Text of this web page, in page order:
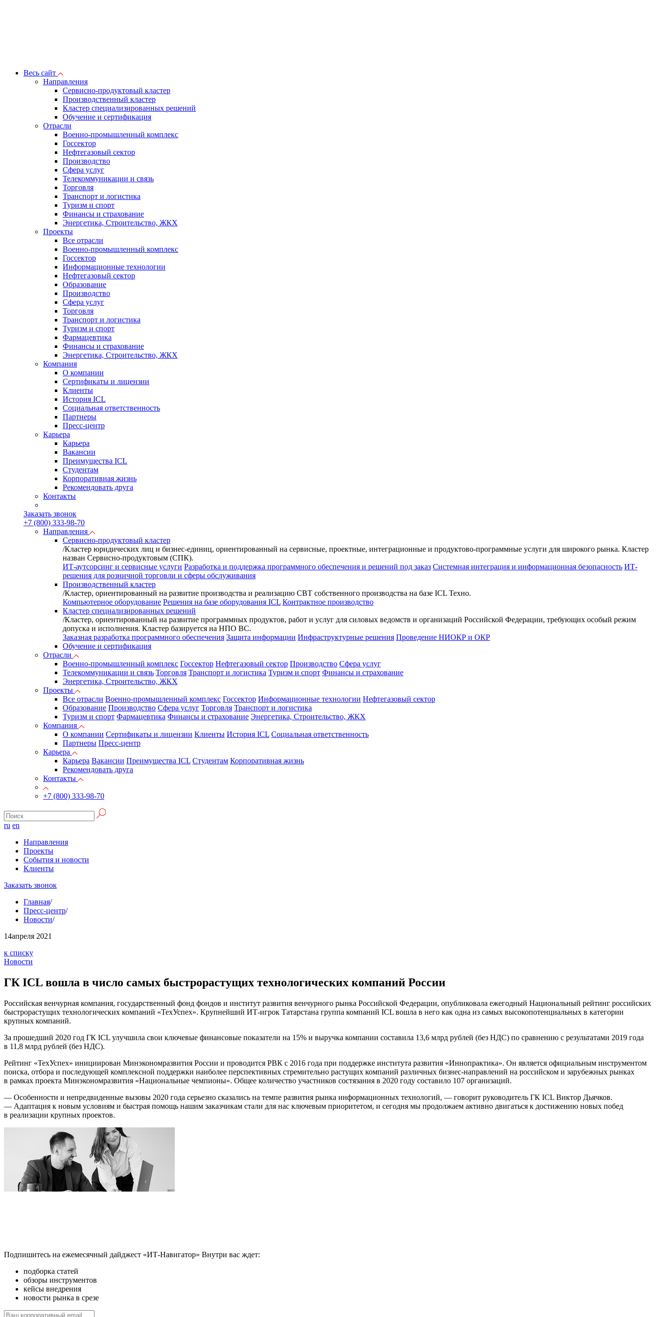
Весь сайт
Направления
Сервисно-продуктовый кластер
Производственный кластер
Кластер специализированных решений
Обучение и сертификация
Отрасли
Военно-промышленный комплекс
Госсектор
Нефтегазовый сектор
Производство
Сфера услуг
Телекоммуникации и связь
Торговля
Транспорт и логистика
Туризм и спорт
Финансы и страхование
Энергетика, Строительство, ЖКХ
Проекты
Все отрасли
Военно-промышленный комплекс
Госсектор
Информационные технологии
Нефтегазовый сектор
Образование
Производство
Сфера услуг
Торговля
Транспорт и логистика
Туризм и спорт
Фармацевтика
Финансы и страхование
Энергетика, Строительство, ЖКХ
Компания
О компании
Сертификаты и лицензии
Клиенты
История ICL
Социальная ответственность
Партнеры
Пресс-центр
Карьера
Карьера
Вакансии
Преимущества ICL
Студентам
Корпоративная жизнь
Рекомендовать друга
Контакты
Заказать звонок
+7 (800) 333-98-70
Направления
Сервисно-продуктовый кластер
/Кластер юридических лиц и бизнес-единиц, ориентированный на сервисные, проектные, интеграционные и продуктово-программные услуги для широкого рынка. Кластер
назван Сервисно-продуктовым (СПК).
ИТ-аутсорсинг и сервисные услуги Разработка и поддержка программного обеспечения и решений под заказ Системная интеграция и информационная безопасность ИТ-
решения для розничной торговли и сферы обслуживания
Производственный кластер
/Кластер, ориентированный на развитие производства и реализацию СВТ собственного производства на базе ICL Техно.
Компьютерное оборудование Решения на базе оборудования ICL Контрактное производство
Кластер специализированных решений
/Кластер, ориентированный на развитие программных продуктов, работ и услуг для силовых ведомств и организаций Российской Федерации, требующих особый режим
допуска и исполнения. Кластер базируется на НПО ВС.
Заказная разработка программного обеспечения Защита информации Инфраструктурные решения Проведение НИОКР и ОКР
Обучение и сертификация
Отрасли
Военно-промышленный комплекс Госсектор Нефтегазовый сектор Производство Сфера услуг
Телекоммуникации и связь Торговля Транспорт и логистика Туризм и спорт Финансы и страхование
Энергетика, Строительство, ЖКХ
Проекты
Все отрасли Военно-промышленный комплекс Госсектор Информационные технологии Нефтегазовый сектор
Образование Производство Сфера услуг Торговля Транспорт и логистика
Туризм и спорт Фармацевтика Финансы и страхование Энергетика, Строительство, ЖКХ
Компания
О компании Сертификаты и лицензии Клиенты История ICL Социальная ответственность
Партнеры Пресс-центр
Карьера
Карьера Вакансии Преимущества ICL Студентам Корпоративная жизнь
Рекомендовать друга
Контакты
+7 (800) 333-98-70
ru en
Направления
Проекты
События и новости
Клиенты
Заказать звонок
Главная/
Пресс-центр/
Новости/
14апреля 2021
к списку
Новости
ГК ICL вошла в число самых быстрорастущих технологических компаний России
Российская венчурная компания, государственный фонд фондов и институт развития венчурного рынка Российской Федерации, опубликовала ежегодный Национальный рейтинг российских
быстрорастущих технологических компаний «ТехУспех». Крупнейший ИТ-игрок Татарстана группа компаний ICL вошла в него как одна из самых высокопотенциальных в категории
крупных компаний.
За прошедший 2020 год ГК ICL улучшила свои ключевые финансовые показатели на 15% и выручка компании составила 13,6 млрд рублей (без НДС) по сравнению c результатами 2019 года
в 11,8 млрд рублей (без НДС).
Рейтинг «ТехУспех» инициирован Минэкономразвития России и проводится РВК с 2016 года при поддержке института развития «Иннопрактика». Он является официальным инструментом
поиска, отбора и последующей комплексной поддержки наиболее перспективных стремительно растущих компаний различных бизнес-направлений на российском и зарубежных рынках
в рамках проекта Минэкономразвития «Национальные чемпионы». Общее количество участников состязания в 2020 году составило 107 организаций.
— Особенности и непредвиденные вызовы 2020 года серьезно сказались на темпе развития рынка информационных технологий, — говорит руководитель ГК ICL Виктор Дьячков.
— Адаптация к новым условиям и быстрая помощь нашим заказчикам стали для нас ключевым приоритетом, и сегодня мы продолжаем активно двигаться к достижению новых побед
в реализации крупных проектов.
Подпишитесь на ежемесячный дайджест «ИТ-Навигатор» Внутри вас ждет:
подборка статей
обзоры инструментов
кейсы внедрения
новости рынка в срезе